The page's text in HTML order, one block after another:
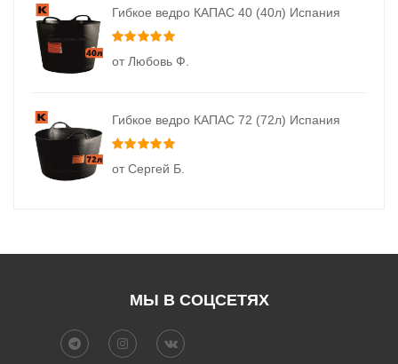
Гибкое ведро КАПАС 40 (40л) Испания
от Любовь Ф.
Гибкое ведро КАПАС 72 (72л) Испания
от Сергей Б.
МЫ В СОЦСЕТЯХ